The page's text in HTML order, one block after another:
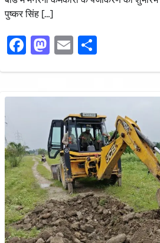
पुष्कर सिंह […]
Facebook
Mastodon
Email